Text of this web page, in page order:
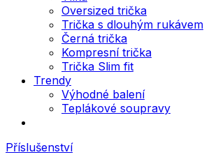
Oversized trička
Trička s dlouhým rukávem
Černá trička
Kompresní trička
Trička Slim fit
Trendy
Výhodné balení
Teplákové soupravy
Příslušenství